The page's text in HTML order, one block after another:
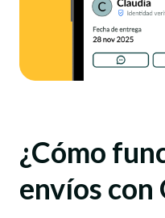
¿Cómo
envíos con